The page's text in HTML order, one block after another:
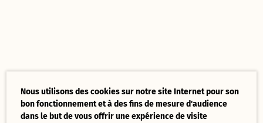
Nous utilisons des cookies sur notre site Internet pour son
bon fonctionnement et à des fins de mesure d'audience
dans le but de vous offrir une expérience de visite